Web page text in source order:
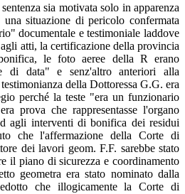
sia motivata solo in apparenza
situazione di pericolo confermata
documentale e testimoniale laddove
atti, la certificazione della provincia
le foto aeree della R erano
di data" e senz'altro anteriori alla
della Dottoressa G.G. era
perché la teste "era un funzionario
prova che rappresentasse l'organo
agli interventi di bonifica dei residui
che l'affermazione della Corte di
dei lavori geom. F.F. sarebbe stato
il piano di sicurezza e coordinamento
geometra era stato nominato dalla
che illogicamente la Corte di